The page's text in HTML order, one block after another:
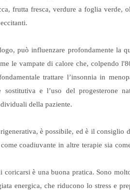
frutta fresca, verdure a foglia verde,
può influenzare profondamente la
le vampate di calore che, colpendo
trattare l’insonnia in
e l’uso del progesterone
della paziente.
è possibile, ed è il consiglio
coadiuvante in altre terapie sia
è una buona pratica. Sono
energica, che riducono lo stress e